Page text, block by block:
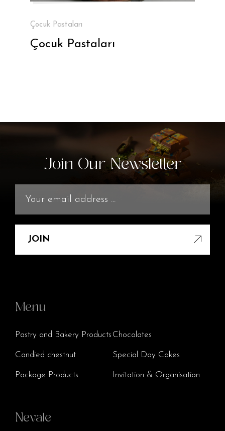
Çocuk Pastaları
Çocuk Pastaları
Join Our Newsletter
JOIN
Menu
Pastry and Bakery Products Chocolates
Candied chestnut Special Day Cakes
Package Products Invitation & Organisation
Nevale